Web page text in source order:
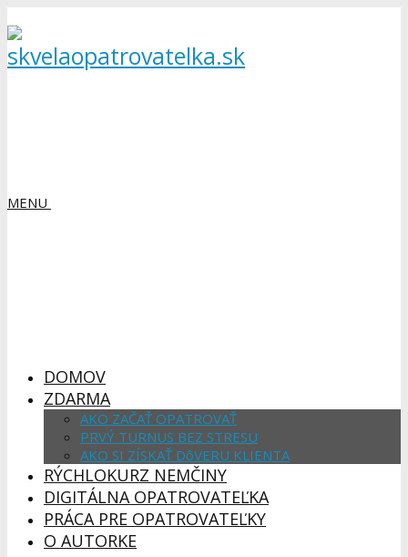
MENU
DOMOV
ZDARMA
AKO ZAČAŤ OPATROVAŤ
PRVÝ TURNUS BEZ STRESU
AKO SI ZÍSKAŤ DôVERU KLIENTA
RÝCHLOKURZ NEMČINY
DIGITÁLNA OPATROVATEĽKA
PRÁCA PRE OPATROVATEĽKY
O AUTORKE